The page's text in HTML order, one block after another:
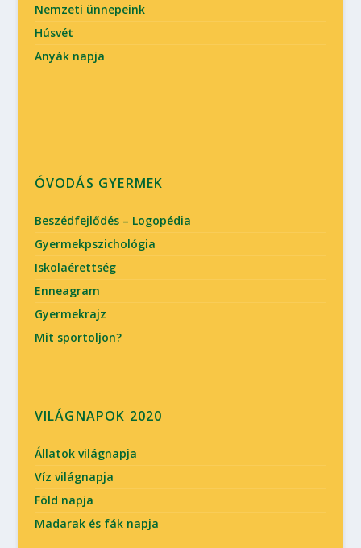
Nemzeti ünnepeink
Húsvét
Anyák napja
ÓVODÁS GYERMEK
Beszédfejlődés – Logopédia
Gyermekpszichológia
Iskolaérettség
Enneagram
Gyermekrajz
Mit sportoljon?
VILÁGNAPOK 2020
Állatok világnapja
Víz világnapja
Föld napja
Madarak és fák napja